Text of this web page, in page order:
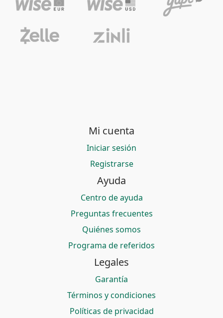
Mi cuenta
Iniciar sesión
Registrarse
Ayuda
Centro de ayuda
Preguntas frecuentes
Quiénes somos
Programa de referidos
Legales
Garantía
Términos y condiciones
Políticas de privacidad